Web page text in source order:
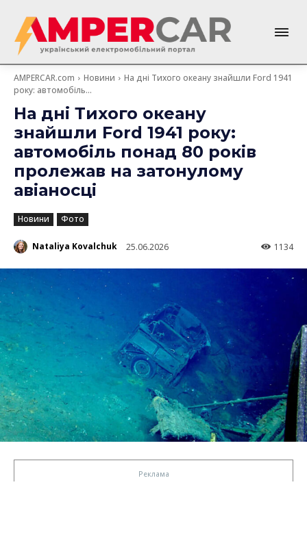
AMPERCAR.com Новини
На дні Тихого океану знайшли Ford 1941
року: автомобіль...
На дні Тихого океану
знайшли Ford 1941 року:
автомобіль понад 80 років
пролежав на затонулому
авіаносці
Новини Фото
Nataliya Kovalchuk 25.06.2026 1134